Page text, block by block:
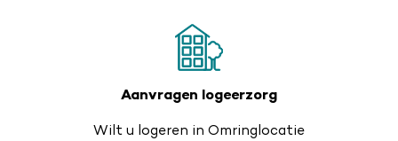
Aanvragen logeerzorg
Wilt u logeren in Omringlocatie